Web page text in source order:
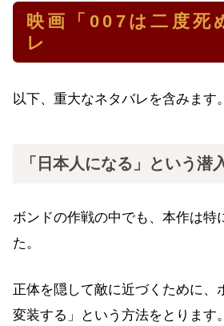
映画「007は二度死
レ
以下、重大なネタバレを含みます。
「日本人になる」という潜
ボンドの作戦の中でも、本作は特
た。
正体を隠して敵に近づくために、
変装する」という方法をとります。